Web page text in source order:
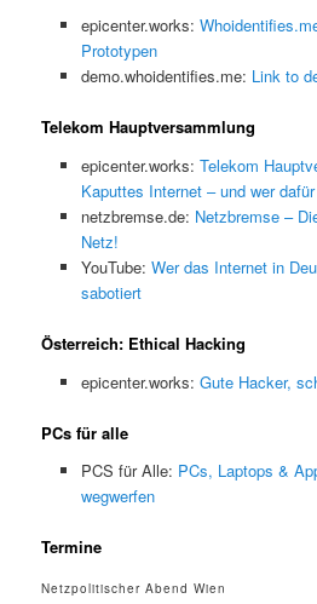
epicenter.works:
Prototypen
demo.whoidentifies.me: Link to
Telekom Hauptversammlung
epicenter.works: Telekom
Kaputtes Internet – und wer
netzbremse.de: Netzbremse –
Netz!
YouTube: Wer das Internet in
sabotiert
Österreich: Ethical Hacking
epicenter.works: Gute Hacker,
PCs für alle
PCS für Alle: PCs, Laptops &
wegwerfen
Termine
Netzpolitischer Abend Wien